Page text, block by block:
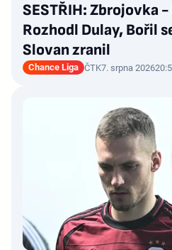
SESTŘIH: Zbrojovka
Rozhodl Dulay, Bořil
Slovan zranil
Chance Liga ČTK7. srpna 2026